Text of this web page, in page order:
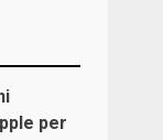
per